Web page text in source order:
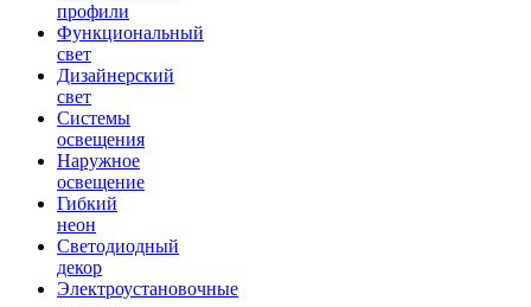
профили
Функциональный
свет
Дизайнерский
свет
Системы
освещения
Наружное
освещение
Гибкий
неон
Светодиодный
декор
Электроустановочные